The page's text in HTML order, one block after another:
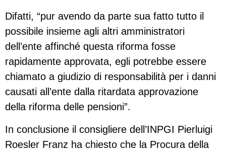
Difatti, “pur avendo da parte sua fatto tutto il
possibile insieme agli altri amministratori
dell’ente affinché questa riforma fosse
rapidamente approvata, egli potrebbe essere
chiamato a giudizio di responsabilità per i danni
causati all’ente dalla ritardata approvazione
della riforma delle pensioni”.
In conclusione il consigliere dell’INPGI Pierluigi
Roesler Franz ha chiesto che la Procura della